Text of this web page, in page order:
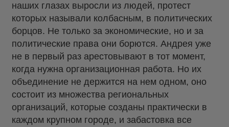
наших глазах выросли из людей, протест
которых называли колбасным, в политических
борцов. Не только за экономические, но и за
политические права они борются. Андрея уже
не в первый раз арестовывают в тот момент,
когда нужна организационная работа. Но их
объединение не держится на нем одном, оно
состоит из множества региональных
организаций, которые созданы практически в
каждом крупном городе, и забастовка все